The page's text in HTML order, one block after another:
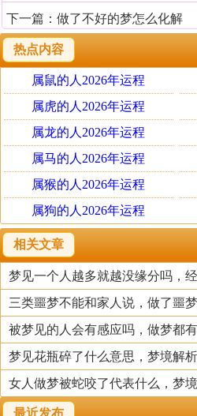
尽管你今早起来大脑中空空如
际上，梦已经悄悄地来过，又
识中留下痕迹。
为什么我们有时知道自己做
锡林说，这和你醒来的时间有
人的睡眠分为慢波睡眠和快波
在慢波睡眠中，然后慢慢进入
梦睡眠，是对肌肉和身体各个
和生长有很大意义。而快波睡
眠，也叫有梦睡眠。这时，负
左脑几乎不工作了，负责情感
梦，就在右脑中产生了。
在漫长的一夜中，慢波和快
先是80-120分钟的慢波，接着是
是慢波、快波……循环4-5个周
一夜，所以人的梦也是反复出
下一篇： 做了不好的梦怎么化解
热点内容
属鼠的人2026年运程
属虎的人2026年运程
属龙的人2026年运程
属马的人2026年运程
属猴的人2026年运程
属狗的人2026年运程
相关文章
梦见一个人越多就越没缘分吗，
三类噩梦不能和家人说，做了噩
被梦见的人会有感应吗，做梦都
梦见花瓶碎了什么意思，梦境解
女人做梦被蛇咬了代表什么，梦
最近发布